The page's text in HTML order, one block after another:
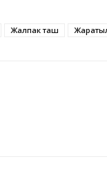
Жалпак таш